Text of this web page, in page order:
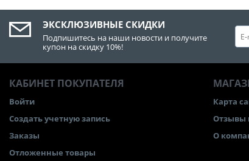
ЭКСКЛЮЗИВНЫЕ СКИДКИ
Подпишитесь на наши новости и получите
купон на скидку 10%!
КАБИНЕТ ПОКУПАТЕЛЯ
Войти
Создать учетную запись
Заказы
Отложенные товары
Карта
Отзывы
О